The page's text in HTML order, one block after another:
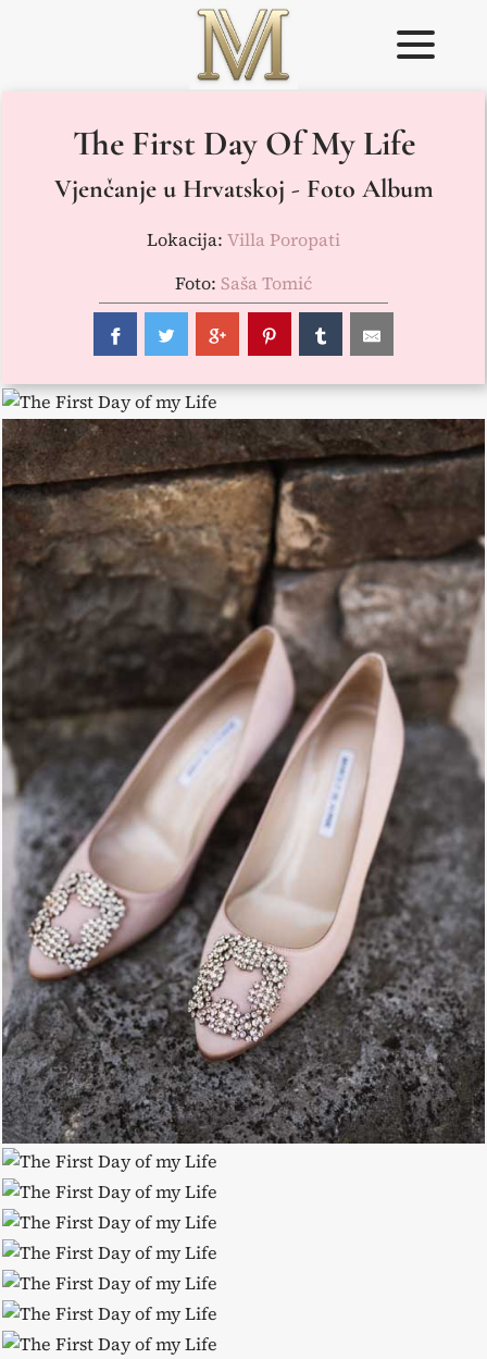
Weddings in
Croatia –
Flammeum
Vjenčanje u
Istri
The First Day Of My Life
Vjenčanje u Hrvatskoj - Foto Album
Lokacija: Villa Poropati
Foto: Saša Tomić